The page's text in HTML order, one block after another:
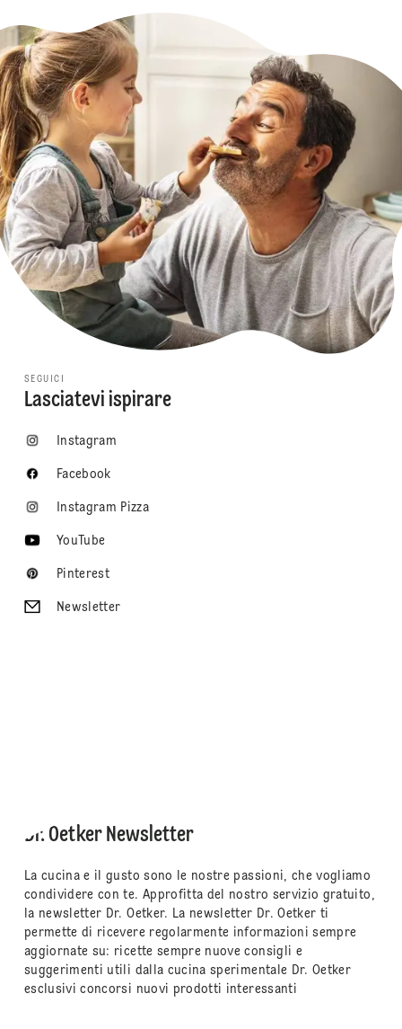
SEGUICI
Lasciatevi ispirare
Instagram
Facebook
Instagram Pizza
YouTube
Pinterest
Newsletter
Dr. Oetker Newsletter
La cucina e il gusto sono le nostre passioni, che vogliamo
condividere con te. Approfitta del nostro servizio gratuito,
la newsletter Dr. Oetker. La newsletter Dr. Oetker ti
permette di ricevere regolarmente informazioni sempre
aggiornate su: ricette sempre nuove consigli e
suggerimenti utili dalla cucina sperimentale Dr. Oetker
esclusivi concorsi nuovi prodotti interessanti